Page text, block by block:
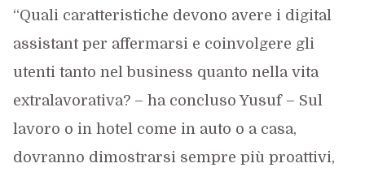
“Quali caratteristiche devono avere i digital
assistant per affermarsi e coinvolgere gli
utenti tanto nel business quanto nella vita
extralavorativa? – ha concluso Yusuf – Sul
lavoro o in hotel come in auto o a casa,
dovranno dimostrarsi sempre più proattivi,